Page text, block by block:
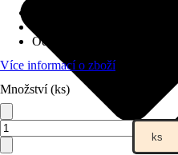
Odolnost proti otěru za mokra
Více informací o zboží
Množství (ks)
ks